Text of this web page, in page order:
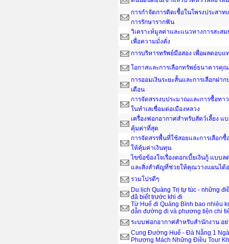
การกำจัดการติดเชื้อในโพรงประสา
การรักษารากฟัน
วิเคราะห์มูลค่าและแนวทางการสะส
เพื่อความมั่งคั่ง
การบริหารทรัพย์มือสอง เพื่อผลตอบแ
โอกาสและการเลือกทรัพย์ธนาคารคุ
การออมเงินระยะสั้นและการเลือกฝาก
เดือน
การจัดสรรงบประมาณและการซื้อทา
ในทำเลเชื่อมต่อเมืองหลวง
เครื่องฟอกอากาศสำหรับสัตว์เลี้ยง แ
คุ้มค่าที่สุด
การจัดสรรพื้นที่ใช้สอยและการเลือก
ให้คุ้มค่าเงินทุน
ไขข้อข้องใจเรื่องดอกเบี้ยเงินกู้ แบบ
และสิ่งสำคัญที่ช่วยให้คุณวางแผนได้
รวมโปรดีๆ
Du lịch Quảng Trị tự túc - những
đã biết trước khi đi
Từ Huế đi Quảng Bình bao nhiêu
dẫn đường đi và phương tiện chi
ระบบฟอกอากาศสำหรับสำนักงาน อ
Cung Đường Huế - Đà Nẵng 1
Phương Mách Những Điều Tour